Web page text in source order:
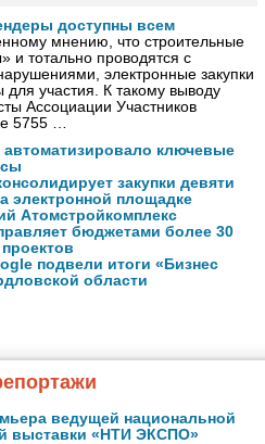
доступны всем
мнению, что строительные
и тотально проводятся с
электронные закупки
для участия. К такому выводу
Ассоциации Участников
5755 …
автоматизировало ключевые
закупки девяти
электронной площадке
Атомстройкомплекс
бюджетами более 30
подвели итоги «Бизнес
области
ведущей национальной
выставки «НТИ ЭКСПО»